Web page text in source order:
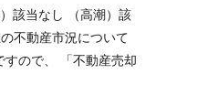
該当なし （高潮）該